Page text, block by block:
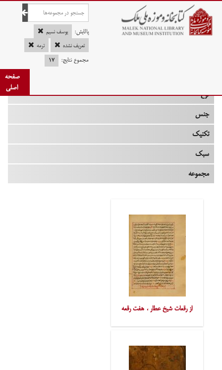
صفحه اصلی
پالایش:
یوسف نسیم
تعریف نشده
ترمه
مجموع نتایج:
۱۷
صفحه
اصلی
نوع
جنس
تکنیک
سبک
مجموعه
از رقعات شیخ عطار ، هفت رقعه